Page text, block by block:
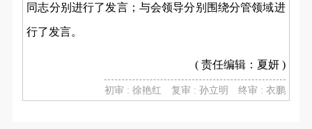
同志分别进行了发言；与会领导分别围绕分管领域进
行了发言。
( 责任编辑：夏妍 )
初审 : 徐艳红 复审 : 孙立明 终审 : 衣鹏